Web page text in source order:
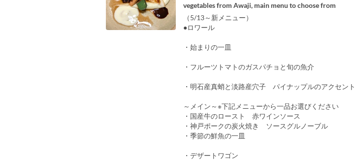
vegetables from Awaji, main menu to choose from
（5/13～新メニュー）
●ロワール
・始まりの一皿
・フルーツトマトのガスパチョと旬の魚介
・明石産真蛸と淡路産穴子 パイナップルのアクセント
～メイン～※下記メニューから一品お選びください
・国産牛のロースト 赤ワインソース
・神戸ポークの炭火焼き ソースグルノーブル
・季節の鮮魚の一皿
・デザートワゴン